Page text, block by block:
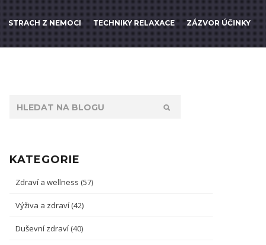
STRACH Z NEMOCI TECHNIKY RELAXACE ZÁZVOR ÚČINKY
KATEGORIE
Zdraví a wellness (57)
Výživa a zdraví (42)
Duševní zdraví (40)